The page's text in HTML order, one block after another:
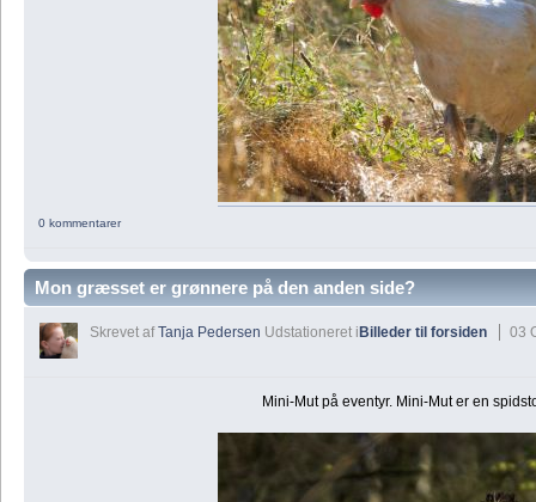
0 kommentarer
Mon græsset er grønnere på den anden side?
Skrevet afTanja Pedersen Udstationeret i Billeder til forsiden 03
Mini-Mut på eventyr. Mini-Mut er en